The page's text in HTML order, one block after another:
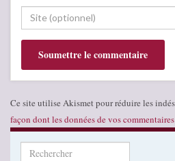
Ce site utilise Akismet pour réduire les
façon dont les données de vos
Search for: